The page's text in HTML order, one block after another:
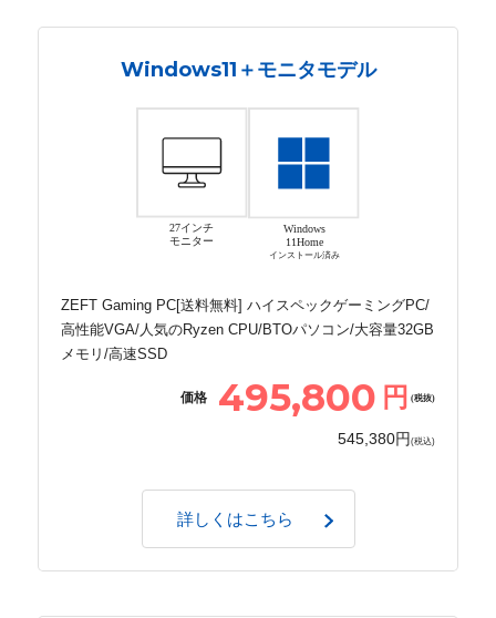
Windows11＋モニタモデル
27インチ
モニター
Windows
11Home
インストール済み
ZEFT Gaming PC[送料無料] ハイスペックゲーミングPC/
高性能VGA/人気のRyzen CPU/BTOパソコン/大容量32GB
メモリ/高速SSD
価格 495,800 円 (税抜)
545,380円 (税込)
詳しくはこちら